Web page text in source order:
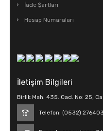
İade Şartları
Hesap Numaraları
İletişim Bilgileri
Birlik Mah. 435. Cad. No: 25,
Telefon: (0532)